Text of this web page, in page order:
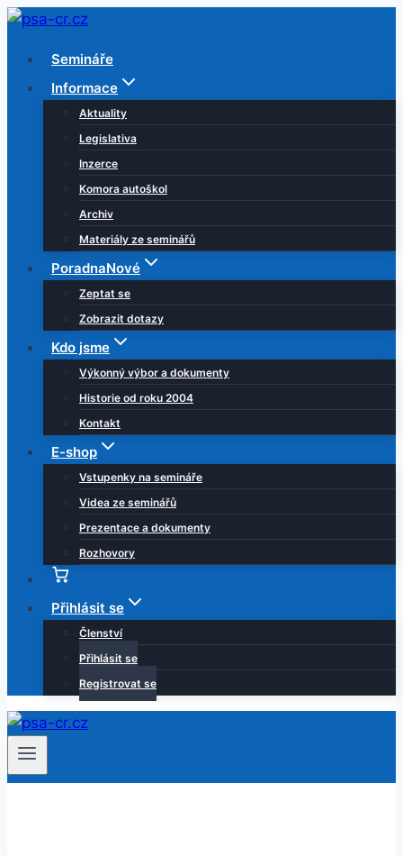
Přeskočit
obsah Semináře
Informace
Aktuality
Legislativa
Inzerce
Komora autoškol
Archiv
Materiály ze seminářů
PoradnaNové
Zeptat se
Zobrazit dotazy
Kdo jsme
Výkonný výbor a dokumenty
Historie od roku 2004
Kontakt
E-shop
Vstupenky na semináře
Videa ze seminářů
Prezentace a dokumenty
Rozhovory
Přihlásit se
Členství
Přihlásit se
Registrovat se